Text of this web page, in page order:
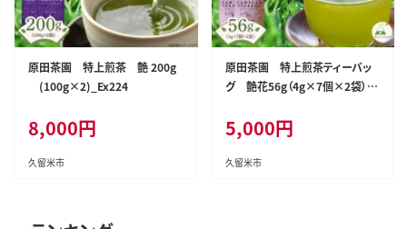
原田茶園 特上煎茶 艶 200g
(100g×2)_Ex224
8,000円
久留米市
原田茶園 特上煎茶ティーバッ
グ 艶花56g（4g×7個×2袋）_E
5,000円
久留米市